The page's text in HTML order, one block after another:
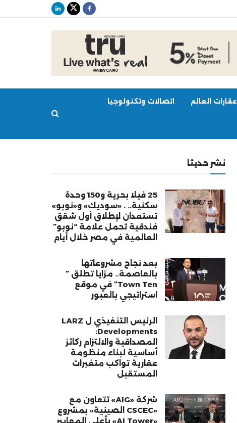
عقارات العالم اتصالات وتكنولوجيا
نشر حديثا
25 فيلا بحرية و150 وحدة
سكنية.. . «سوديك» و«نوبو»
تستعدان لإطلاق أول شقق
فندقية تحمل علامة “نوبو”
العالمية في مصر خلال أيام
بعد نجاح مشروعاتها
بالعاصمة.. مزايا تطلق ”
Town Ten” في موقع
استراتيجي بالعبور
الرئيس التنفيذي ل LARZ
Developments:
المصداقية والالتزام ركائز
أساسية لبناء منظومة
عقارية تواكب متغيرات
المستقبل
شركة «AIG» تتعاون مع
«CSCEC الصينية» بمشروع
«AI Tower» بأعلى المعايير